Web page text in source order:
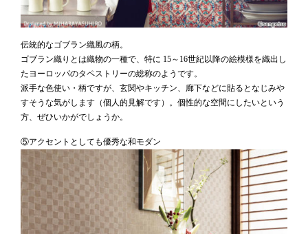
伝統的なゴブラン織風の柄。
ゴブラン織りとは織物の一種で、特に 15～16世紀以降の絵模様を織出し
たヨーロッパのタペストリーの総称のようです。
派手な色使い・柄ですが、玄関やキッチン、廊下などに貼るとなじみや
すそうな気がします（個人的見解です）。個性的な空間にしたいという
方、ぜひいかがでしょうか。
⑤アクセントとしても優秀な和モダン